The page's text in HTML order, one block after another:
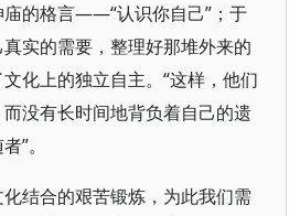
庙的格言——“认识你自己”；于
实的需要，整理好那堆外来的
化上的独立自主。“这样，他们
没有长时间地背负着自己的遗
”。
结合的艰苦锻炼，为此我们需